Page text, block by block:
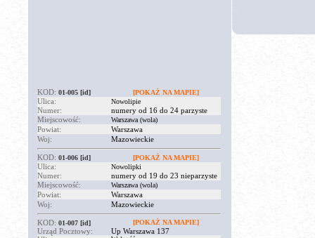
KOD: 01-005 [id] [POKAŻ NA MAPIE]
Ulica: Nowolipie
Numer:
numery od 16 do 24 parzyste
Miejscowość:
Warszawa (wola)
Powiat:
Warszawa
Woj:
Mazowieckie
KOD: 01-006 [id] [POKAŻ NA MAPIE]
Ulica: Nowolipki
Numer:
numery od 19 do 23 nieparzyste
Miejscowość:
Warszawa (wola)
Powiat:
Warszawa
Woj:
Mazowieckie
KOD: 01-007 [id] [POKAŻ NA MAPIE]
Urząd Pocztowy:
Up Warszawa 137